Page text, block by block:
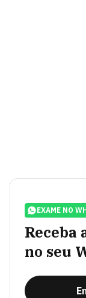
EXAME NO
Receba
no seu